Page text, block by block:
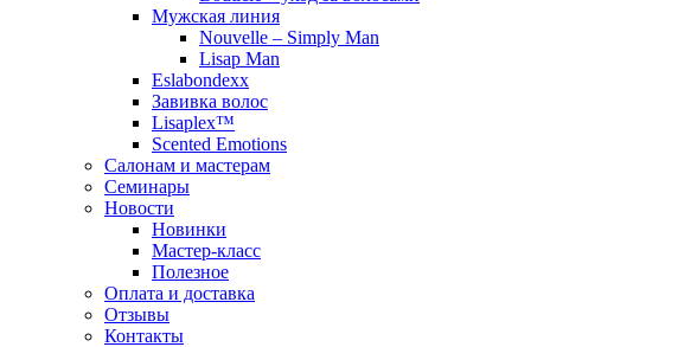
Мужская линия
Nouvelle – Simply Man
Lisap Man
Eslabondexx
Завивка волос
Lisaplex™
Scented Emotions
Салонам и мастерам
Семинары
Новости
Новинки
Мастер-класс
Полезное
Оплата и доставка
Отзывы
Контакты